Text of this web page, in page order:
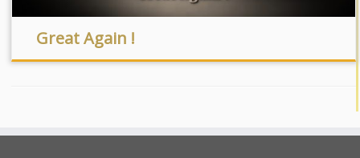
Great Again !